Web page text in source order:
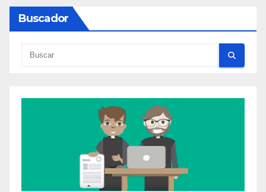
Buscador